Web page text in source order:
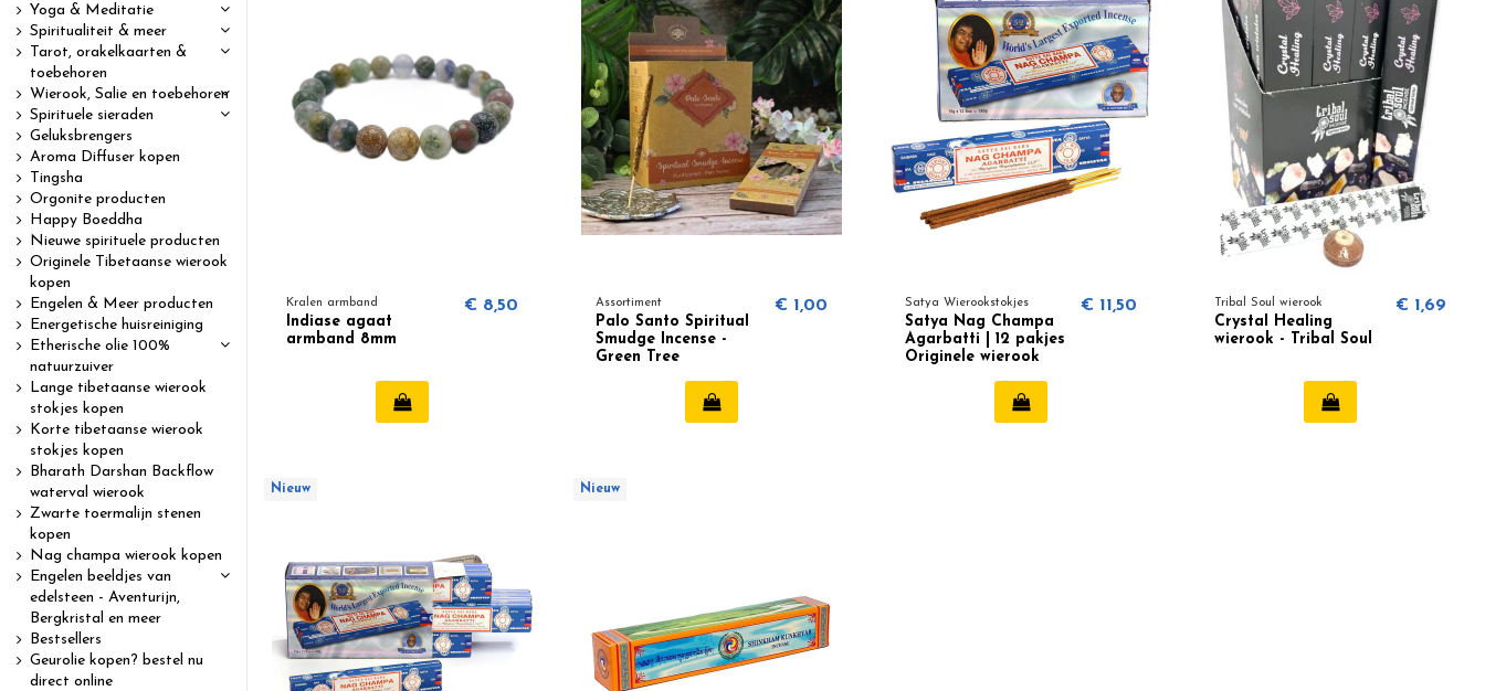
Kralen armband
Indiase agaat
armband 8mm
€ 8,50 Assortiment
Palo Santo Spiritual
Smudge Incense -
Green Tree
€ 1,00 Satya Wierookstokjes
Satya Nag Champa
Agarbatti | 12 pakjes
Originele wierook
€ 11,50 Tribal Soul wierook
Crystal Healing
wierook - Tribal Soul
€ 1,69
Nieuw Nieuw
Yoga & Meditatie
Spiritualiteit & meer
Tarot, orakelkaarten &
toebehoren
Wierook, Salie en toebehoren
Spirituele sieraden
Geluksbrengers
Aroma Diffuser kopen
Tingsha
Orgonite producten
Happy Boeddha
Nieuwe spirituele producten
Originele Tibetaanse wierook
kopen
Engelen & Meer producten
Energetische huisreiniging
Etherische olie 100%
natuurzuiver
Lange tibetaanse wierook
stokjes kopen
Korte tibetaanse wierook
stokjes kopen
Bharath Darshan Backflow
waterval wierook
Zwarte toermalijn stenen
kopen
Nag champa wierook kopen
Engelen beeldjes van
edelsteen - Aventurijn,
Bergkristal en meer
Bestsellers
Geurolie kopen? bestel nu
direct online